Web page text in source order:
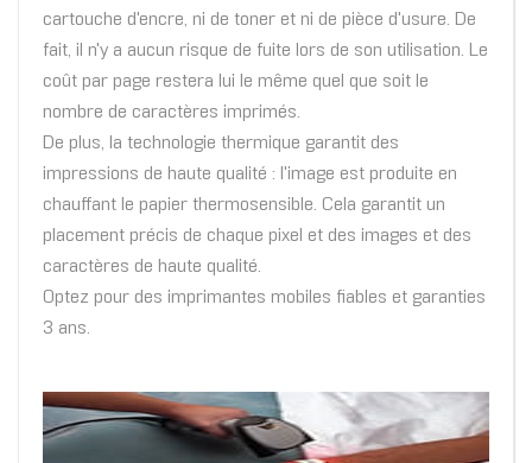
cartouche d'encre, ni de toner et ni de pièce d'usure. De
fait, il n'y a aucun risque de fuite lors de son utilisation. Le
coût par page restera lui le même quel que soit le
nombre de caractères imprimés.
De plus, la technologie thermique garantit des
impressions de haute qualité : l'image est produite en
chauffant le papier thermosensible. Cela garantit un
placement précis de chaque pixel et des images et des
caractères de haute qualité.
Optez pour des imprimantes mobiles fiables et garanties
3 ans.